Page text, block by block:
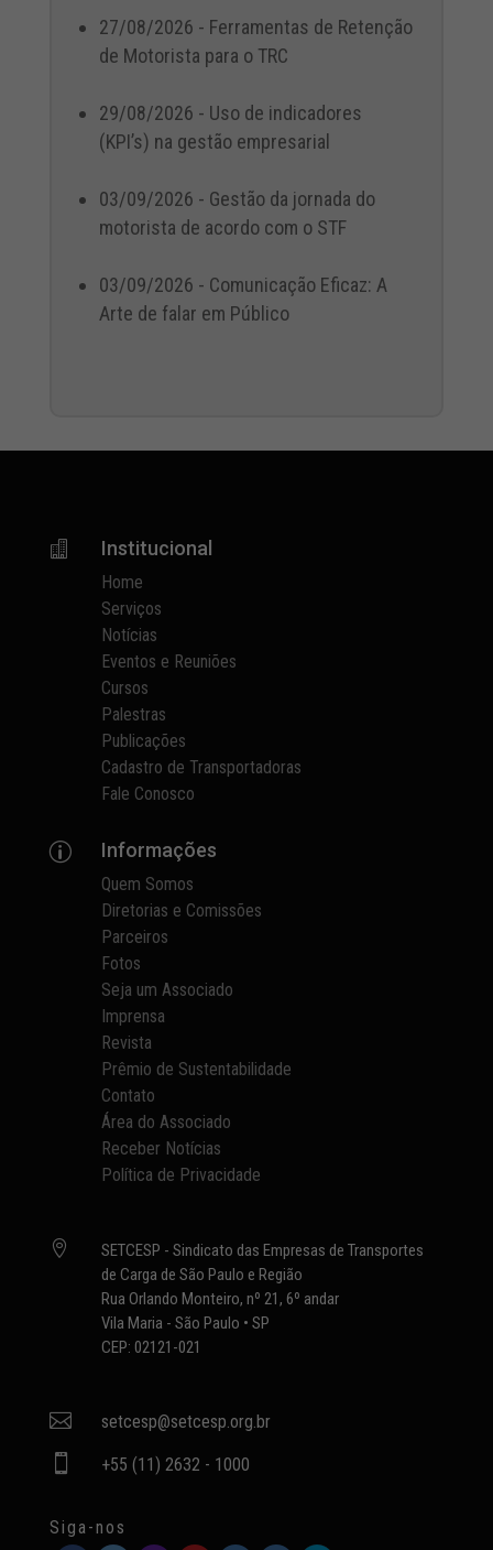
27/08/2026 - Ferramentas de Retenção
de Motorista para o TRC
29/08/2026 - Uso de indicadores
(KPI’s) na gestão empresarial
03/09/2026 - Gestão da jornada do
motorista de acordo com o STF
03/09/2026 - Comunicação Eficaz: A
Arte de falar em Público
 Institucional
Home
Serviços
Notícias
Eventos e Reuniões
Cursos
Palestras
Publicações
Cadastro de Transportadoras
Fale Conosco
p Informações
Quem Somos
Diretorias e Comissões
Parceiros
Fotos
Seja um Associado
Imprensa
Revista
Prêmio de Sustentabilidade
Contato
Área do Associado
Receber Notícias
Política de Privacidade

SETCESP - Sindicato das Empresas de Transportes
de Carga de São Paulo e Região
Rua Orlando Monteiro, nº 21, 6º andar
Vila Maria - São Paulo • SP
CEP: 02121-021
 setcesp@setcesp.org.br
 +55 (11) 2632 - 1000
Siga-nos